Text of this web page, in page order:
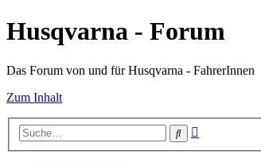
Husqvarna - Forum
Das Forum von und für Husqvarna - FahrerInnen
Zum Inhalt
Suche